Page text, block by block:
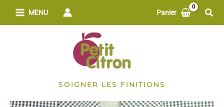
MENU Panier
SOIGNER LES FINITIONS